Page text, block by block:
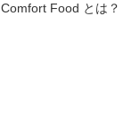
Comfort Food とは？